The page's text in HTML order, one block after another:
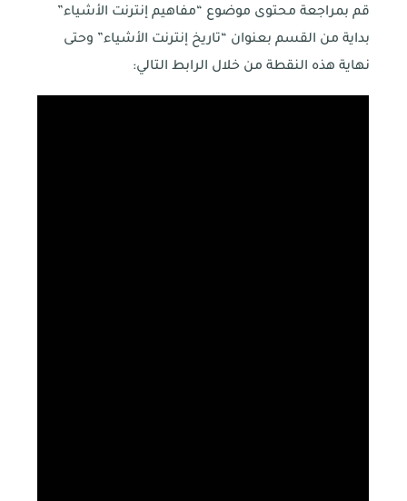
قم بمراجعة محتوى موضوع “مفاهيم إنترنت الأشياء”
بداية من القسم بعنوان “تاريخ إنترنت الأشياء” وحتى
نهاية هذه النقطة من خلال الرابط التالي: